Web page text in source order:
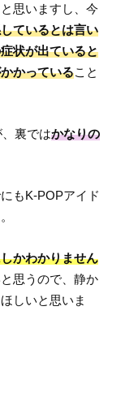
思いますし、今
ているとは言い
状が出ていると
かっていること
、裏ではかなりの
もK-POPアイド
かわかりません
思うので、静か
しいと思いま